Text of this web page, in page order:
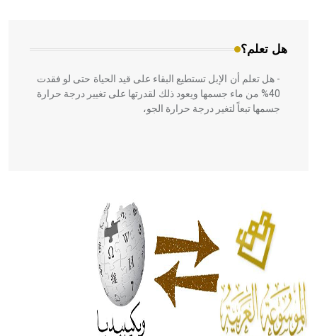
هل تعلم؟
- هل تعلم أن الإبل تستطيع البقاء على قيد الحياة حتى لو فقدت
40% من ماء جسمها ويعود ذلك لقدرتها على تغيير درجة حرارة
جسمها تبعاً لتغير درجة حرارة الجو،
- هل تعلم أن المرجان إفراز حيواني يتكون في البحر ويتركب
من مادة كربونات الكلسيوم، وهو أحمر أو شديد الحمرة وهو
أجود أنواعه، ويمتاز بكبر الحجم ويسمى الش